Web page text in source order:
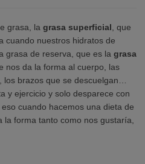
grasa, la grasa superficial, que
cuando nuestros hidratos de
grasa de reserva, que es la grasa
nos da la forma al cuerpo, las
los brazos que se descuelgan…
y ejercicio y solo desparece con
cuando hacemos una dieta de
la forma tanto como nos gustaría,